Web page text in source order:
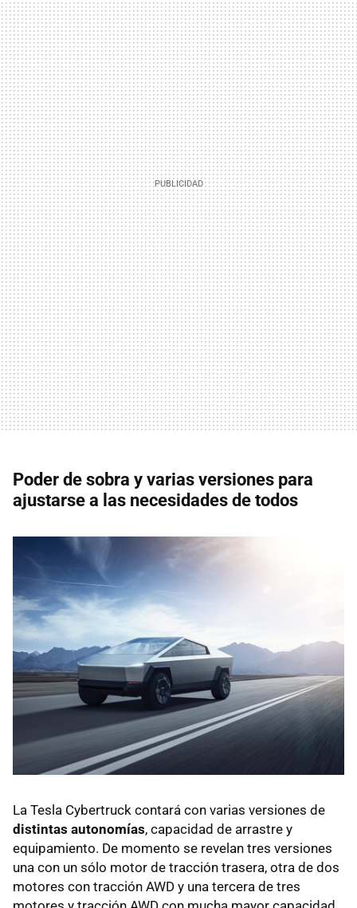
Poder de sobra y varias versiones para
ajustarse a las necesidades de todos
La Tesla Cybertruck contará con varias versiones de
distintas autonomías, capacidad de arrastre y
equipamiento. De momento se revelan tres versiones
una con un sólo motor de tracción trasera, otra de dos
motores con tracción AWD y una tercera de tres